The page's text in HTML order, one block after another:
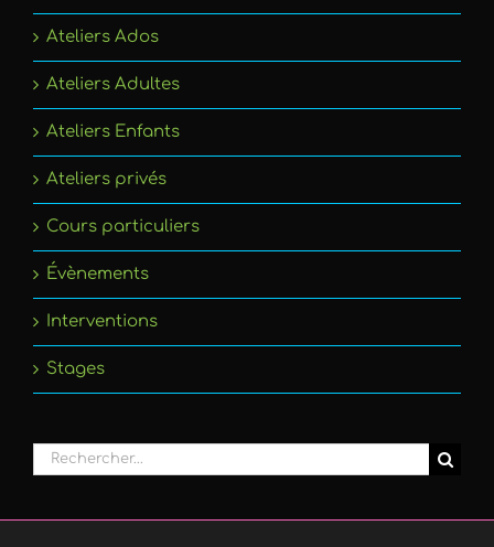
Ateliers Ados
Ateliers Adultes
Ateliers Enfants
Ateliers privés
Cours particuliers
Évènements
Interventions
Stages
Rechercher: